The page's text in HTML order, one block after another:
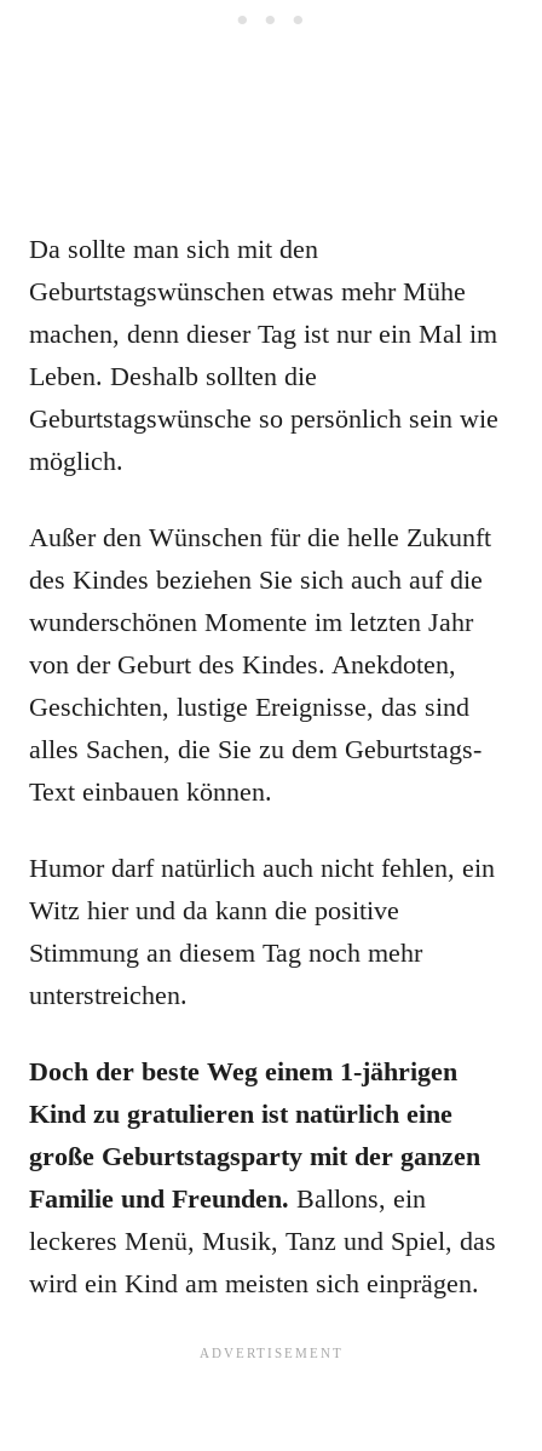
Da sollte man sich mit den
Geburtstagswünschen etwas mehr Mühe
machen, denn dieser Tag ist nur ein Mal im
Leben. Deshalb sollten die
Geburtstagswünsche so persönlich sein wie
möglich.
Außer den Wünschen für die helle Zukunft
des Kindes beziehen Sie sich auch auf die
wunderschönen Momente im letzten Jahr
von der Geburt des Kindes. Anekdoten,
Geschichten, lustige Ereignisse, das sind
alles Sachen, die Sie zu dem Geburtstags-
Text einbauen können.
Humor darf natürlich auch nicht fehlen, ein
Witz hier und da kann die positive
Stimmung an diesem Tag noch mehr
unterstreichen.
Doch der beste Weg einem 1-jährigen
Kind zu gratulieren ist natürlich eine
große Geburtstagsparty mit der ganzen
Familie und Freunden. Ballons, ein
leckeres Menü, Musik, Tanz und Spiel, das
wird ein Kind am meisten sich einprägen.